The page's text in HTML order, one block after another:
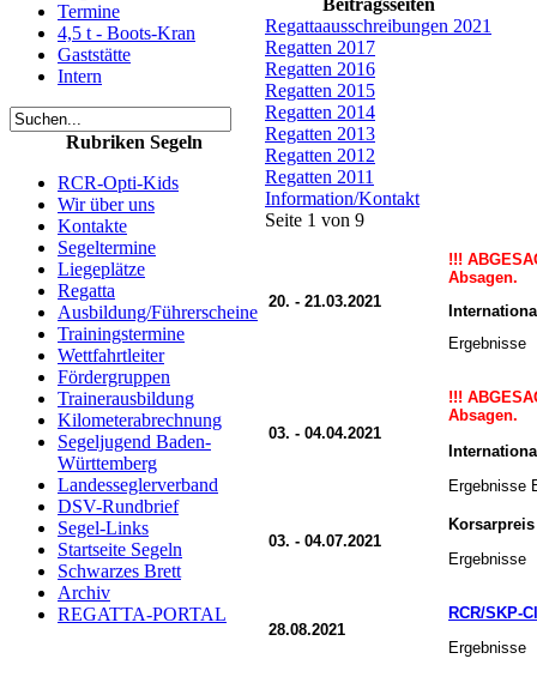
Termine
4,5 t - Boots-Kran
Gaststätte
Intern
Rubriken Segeln
RCR-Opti-Kids
Wir über uns
Kontakte
Segeltermine
Liegeplätze
Regatta
Ausbildung/Führerscheine
Trainingstermine
Wettfahrtleiter
Fördergruppen
Trainerausbildung
Kilometerabrechnung
Segeljugend Baden-
Württemberg
Landesseglerverband
DSV-Rundbrief
Segel-Links
Startseite Segeln
Schwarzes Brett
Archiv
REGATTA-PORTAL
Beitragsseiten
Regattaausschreibungen 2021
Regatten 2017
Regatten 2016
Regatten 2015
Regatten 2014
Regatten 2013
Regatten 2012
Regatten 2011
Information/Kontakt
Seite 1 von 9
20. - 21.03.2021
!!!
Absagen.
Ergebnisse
03. - 04.04.2021
!!!
Absagen.
Ergebnisse
03. - 04.07.2021
Korsarpreis
Ergebnisse
28.08.2021
RCR/SKP-
Ergebnisse